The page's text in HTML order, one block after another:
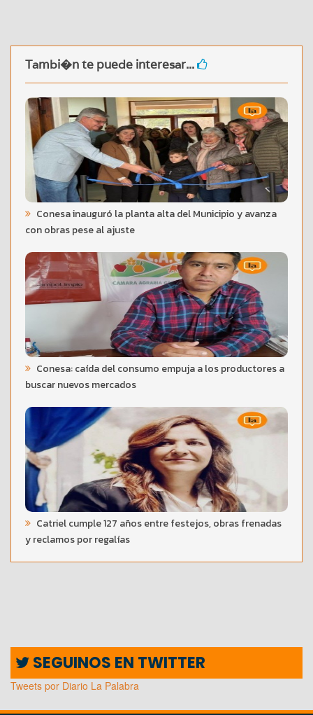
Tambi�n te puede interesar...
Conesa inauguró la planta alta del Municipio y avanza
con obras pese al ajuste
Conesa: caída del consumo empuja a los productores a
buscar nuevos mercados
Catriel cumple 127 años entre festejos, obras frenadas
y reclamos por regalías
SEGUINOS EN TWITTER
Tweets por Diario La Palabra